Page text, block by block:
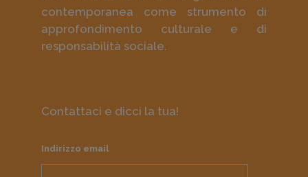
contemporanea come strumento di
approfondimento culturale e di
responsabilità sociale.
Contattaci e dicci la tua!
Indirizzo email